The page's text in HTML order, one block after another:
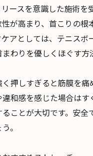
ースを意識した施術を
が高まり、首こりの根
アとしては、テニスボ
わりを優しくほぐす方
押しすぎると筋膜を痛
和感を感じた場合はす
ことが大切です。安全
。